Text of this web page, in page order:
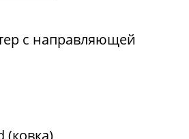
с направляющей
(ковка)